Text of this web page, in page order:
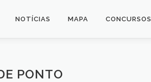
NOTÍCIAS MAPA CONCURSOS
PONTO